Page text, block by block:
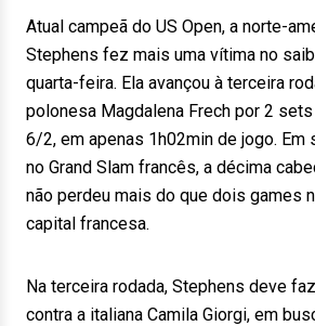
Atual campeã do US Open, a norte-
Stephens fez mais uma vítima no
quarta-feira. Ela avançou à terceira
polonesa Magdalena Frech por 2
6/2, em apenas 1h02min de jogo. Em
no Grand Slam francês, a décima
não perdeu mais do que dois games
capital francesa.
Na terceira rodada, Stephens deve
contra a italiana Camila Giorgi, em